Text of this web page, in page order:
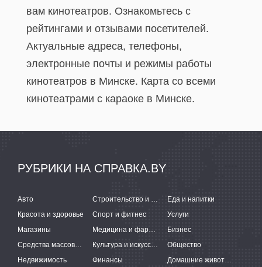
вам кинотеатров. Ознакомьтесь с
рейтингами и отзывами посетителей.
Актуальные адреса, телефоны,
электронные почты и режимы работы
кинотеатров в Минске. Карта со всеми
кинотеатрами с караоке в Минске.
РУБРИКИ НА СПРАВКА.BY
Авто Строительство и ремонт
Еда и напитки
Красота и здоровье
Спорт и фитнес
Услуги
Магазины
Медицина и фармацевтика
Бизнес
Средства массовой информации
Культура и искусство
Общество
Недвижимость
Финансы Домашние животные